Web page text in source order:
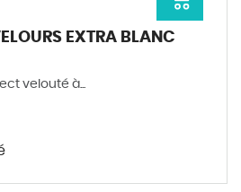
EXTRA BLANC
velouté à...